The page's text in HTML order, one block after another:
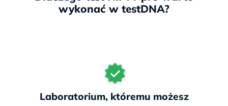
wykonać w testDNA?
Laboratorium, któremu możesz